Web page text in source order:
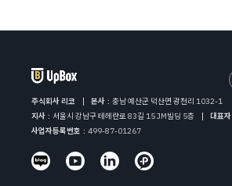
주식회사 리코 본사 : 충남 예산군 덕산면 광천리 1032-1
지사 : 서울시 강남구 테헤란로 83길 15 JM빌딩 5층 대표자
사업자등록번호 : 499-87-01267